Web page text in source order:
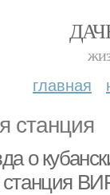
главная
станция
о